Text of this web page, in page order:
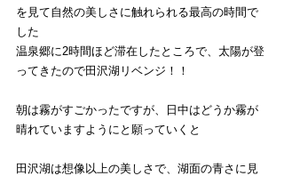
を見て自然の美しさに触れられる最高の時間で
した
温泉郷に2時間ほど滞在したところで、太陽が登
ってきたので田沢湖リベンジ！！
朝は霧がすごかったですが、日中はどうか霧が
晴れていますようにと願っていくと
田沢湖は想像以上の美しさで、湖面の青さに見